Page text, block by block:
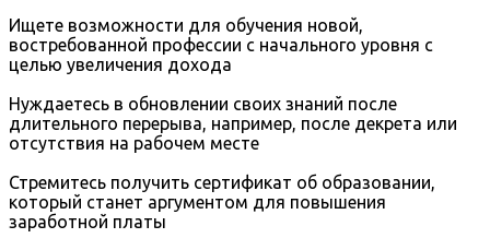
Ищете возможности для обучения новой,
востребованной профессии с начального уровня с
целью увеличения дохода
Нуждаетесь в обновлении своих знаний после
длительного перерыва, например, после декрета или
отсутствия на рабочем месте
Стремитесь получить сертификат об образовании,
который станет аргументом для повышения
заработной платы